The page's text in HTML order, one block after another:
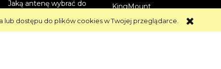
lub dostępu do plików cookies w Twojej przeglądarce.
Jaką antenę wybrać do
telewizji naziemnej
KingMount
Telmor